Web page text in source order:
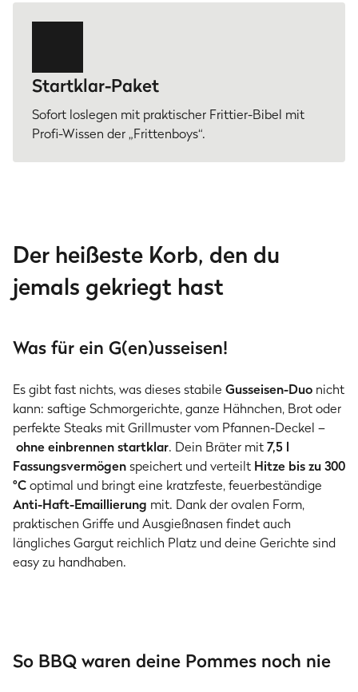
Startklar-Paket
Sofort loslegen mit praktischer Frittier-Bibel mit
Profi-Wissen der „Frittenboys“.
Der heißeste Korb, den du
jemals gekriegt hast
Was für ein G(en)usseisen!
Es gibt fast nichts, was dieses stabile Gusseisen-Duo nicht
kann: saftige Schmorgerichte, ganze Hähnchen, Brot oder
perfekte Steaks mit Grillmuster vom Pfannen-Deckel –
ohne einbrennen startklar. Dein Bräter mit7,5 l
Fassungsvermögenspeichert und verteilt Hitze bis zu 300
°Coptimal und bringt eine kratzfeste, feuerbeständige
Anti-Haft-Emaillierung mit. Dank der ovalen Form,
praktischen Griffe und Ausgießnasen findet auch
längliches Gargut reichlich Platz und deine Gerichte sind
easy zu handhaben.
So BBQ waren deine Pommes noch nie